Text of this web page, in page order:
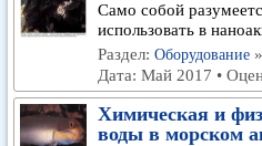
Само собой
использовать в
Раздел: Оборудование »
Дата: Май 2017 •
Химическая и
воды в морском